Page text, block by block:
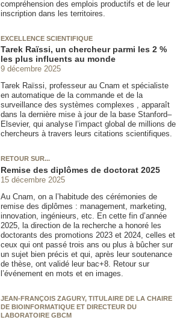
compréhension des emplois productifs et de leur
inscription dans les territoires.
EXCELLENCE SCIENTIFIQUE
Tarek Raïssi, un chercheur parmi les 2 %
les plus influents au monde
9 décembre 2025
Tarek Raïssi, professeur au Cnam et spécialiste
en automatique de la commande et de la
surveillance des systèmes complexes , apparaît
dans la dernière mise à jour de la base Stanford–
Elsevier, qui analyse l’impact global de millions de
chercheurs à travers leurs citations scientifiques.
RETOUR SUR...
Remise des diplômes de doctorat 2025
15 décembre 2025
Au Cnam, on a l’habitude des cérémonies de
remise des diplômes : management, marketing,
innovation, ingénieurs, etc. En cette fin d’année
2025, la direction de la recherche a honoré les
doctorants des promotions 2023 et 2024, celles et
ceux qui ont passé trois ans ou plus à bûcher sur
un sujet bien précis et qui, après leur soutenance
de thèse, ont validé leur bac+8. Retour sur
l’événement en mots et en images.
JEAN-FRANÇOIS ZAGURY, TITULAIRE DE LA CHAIRE
DE BIOINFORMATIQUE ET DIRECTEUR DU
LABORATOIRE GBCM